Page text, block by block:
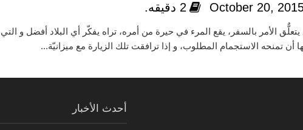
October 20, 2 دقيقه.
الأمر بالسفر، يقع المرء في حيرة من أمره، تراه يفكّر أي البلاد أفضل و
أن تمنحه الاستجمام المطلوب، و إذا ترافقت تلك الزيارة مع ميزانيّة...
أحدث الأخبار